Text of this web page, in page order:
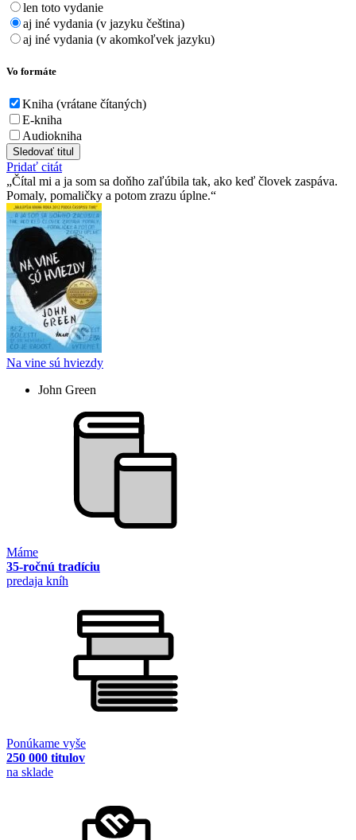
len toto vydanie
aj iné vydania (v jazyku čeština)
aj iné vydania (v akomkoľvek jazyku)
Vo formáte
Kniha (vrátane čítaných)
E-kniha
Audiokniha
Sledovať titul
Pridať citát
Čítal mi a ja som sa doňho zaľúbila tak, ako keď človek zaspáva.
Pomaly, pomaličky a potom zrazu úplne.
Na vine sú hviezdy
John Green
Máme
35-ročnú tradíciu
predaja kníh
Ponúkame vyše
250 000 titulov
na sklade